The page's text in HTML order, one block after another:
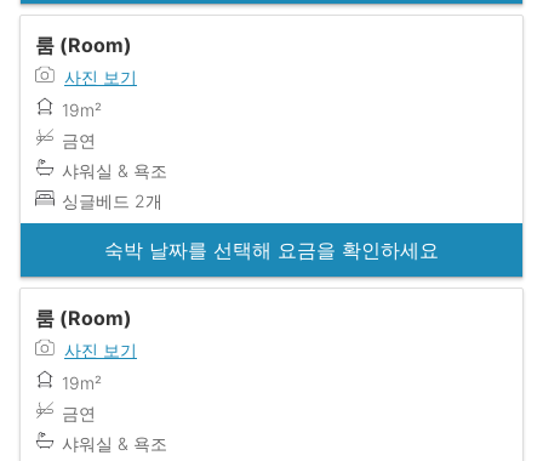
룸 (Room)
사진 보기
19m²
금연
샤워실 & 욕조
싱글베드 2개
숙박 날짜를 선택해 요금을 확인하세요
룸 (Room)
사진 보기
19m²
금연
샤워실 & 욕조